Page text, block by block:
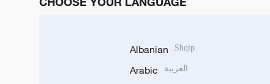
Albanian Shqip
Arabic العربية